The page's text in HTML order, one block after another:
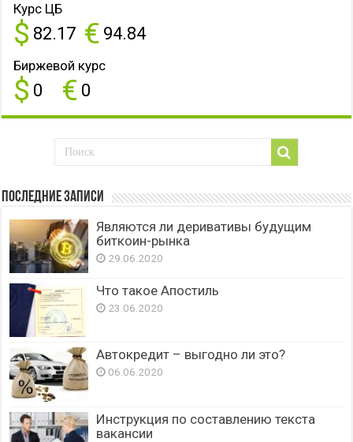
Курс ЦБ
$ 82.17 € 94.84
Биржевой курс
$ 0 € 0
Последние записи
Являются ли деривативы будущим
биткоин-рынка
29.06.2020
Что такое Апостиль
23.06.2020
Автокредит – выгодно ли это?
06.06.2020
Инструкция по составлению текста
вакансии